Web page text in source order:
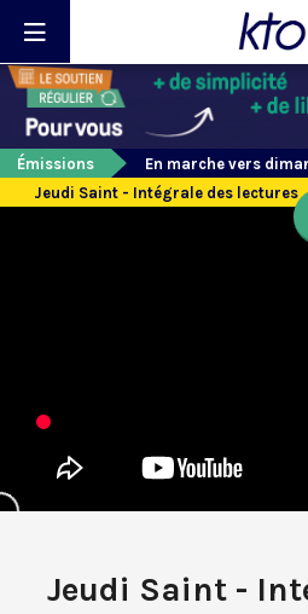
Émissions
En marche vers
Jeudi Saint - Intégrale des lectures
Jeudi Saint -